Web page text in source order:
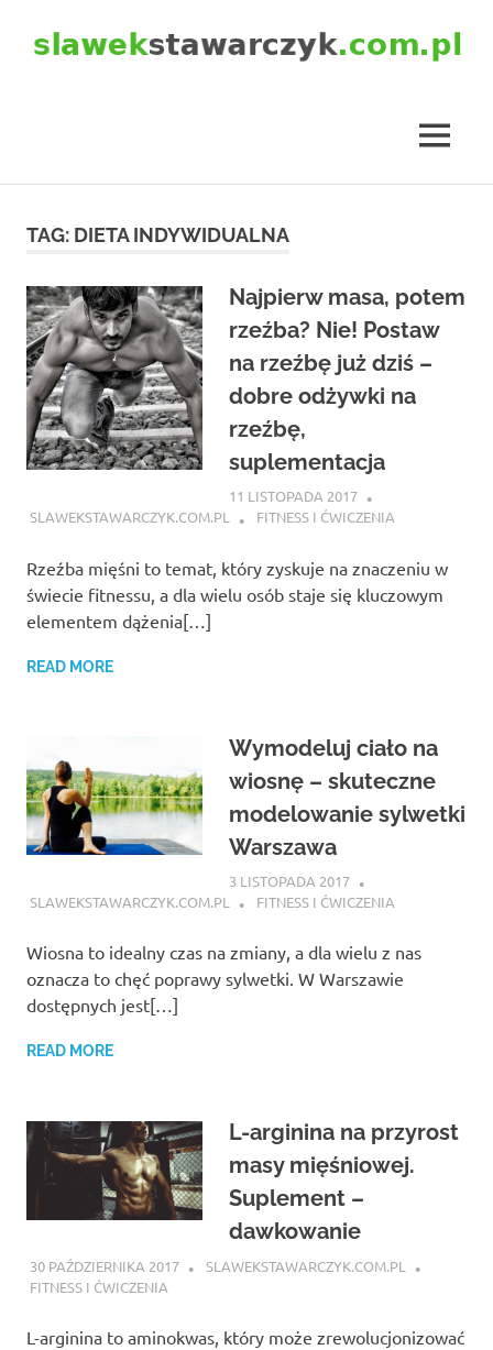
MENU
TAG: DIETA INDYWIDUALNA
Najpierw masa, potem
rzeźba? Nie! Postaw
na rzeźbę już dziś –
dobre odżywki na
rzeźbę,
suplementacja
11 LISTOPADA 2017
SLAWEKSTAWARCZYK.COM.PL
FITNESS I ĆWICZENIA
Rzeźba mięśni to temat, który zyskuje na znaczeniu w
świecie fitnessu, a dla wielu osób staje się kluczowym
elementem dążenia[…]
READ MORE
Wymodeluj ciało na
wiosnę – skuteczne
modelowanie sylwetki
Warszawa
3 LISTOPADA 2017
SLAWEKSTAWARCZYK.COM.PL
FITNESS I ĆWICZENIA
Wiosna to idealny czas na zmiany, a dla wielu z nas
oznacza to chęć poprawy sylwetki. W Warszawie
dostępnych jest[…]
READ MORE
L-arginina na przyrost
masy mięśniowej.
Suplement –
dawkowanie
30 PAŹDZIERNIKA 2017
SLAWEKSTAWARCZYK.COM.PL
FITNESS I ĆWICZENIA
L-arginina to aminokwas, który może zrewolucjonizować